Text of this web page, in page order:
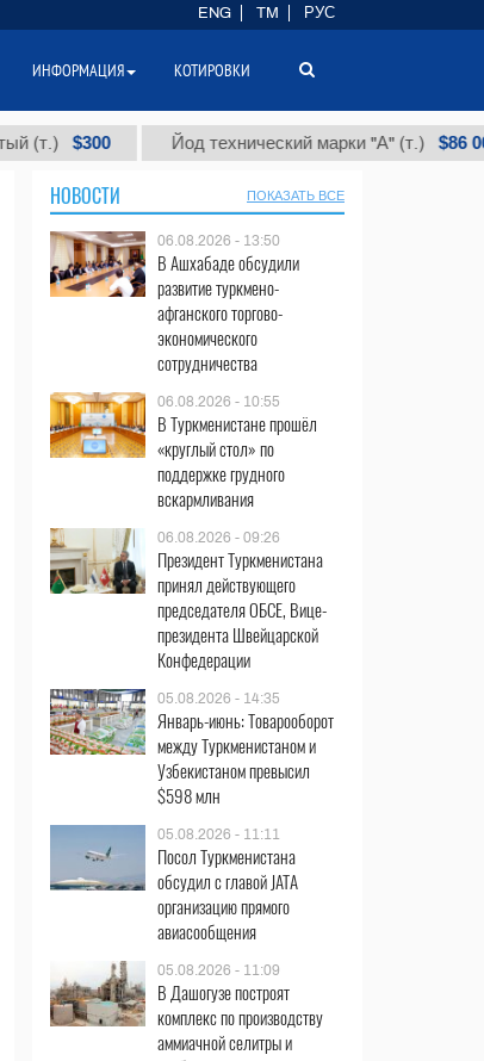
$300 Йод технический марки "А" (т.) $86 000
НОВОСТИ ПОКАЗАТЬ ВСЕ
06.08.2026 - 13:50
В Ашхабаде обсудили
развитие туркмено-
афганского торгово-
экономического
сотрудничества
06.08.2026 - 10:55
В Туркменистане прошёл
«круглый стол» по
поддержке грудного
вскармливания
06.08.2026 - 09:26
Президент Туркменистана
принял действующего
председателя ОБСЕ, Вице-
президента Швейцарской
Конфедерации
05.08.2026 - 14:35
Январь-июнь: Товарооборот
между Туркменистаном и
Узбекистаном превысил
$598 млн
05.08.2026 - 11:11
Посол Туркменистана
обсудил с главой JATA
организацию прямого
авиасообщения
05.08.2026 - 11:09
В Дашогузе построят
комплекс по производству
аммиачной селитры и
ENG TM РУС
ИНФОРМАЦИЯ КОТИРОВКИ